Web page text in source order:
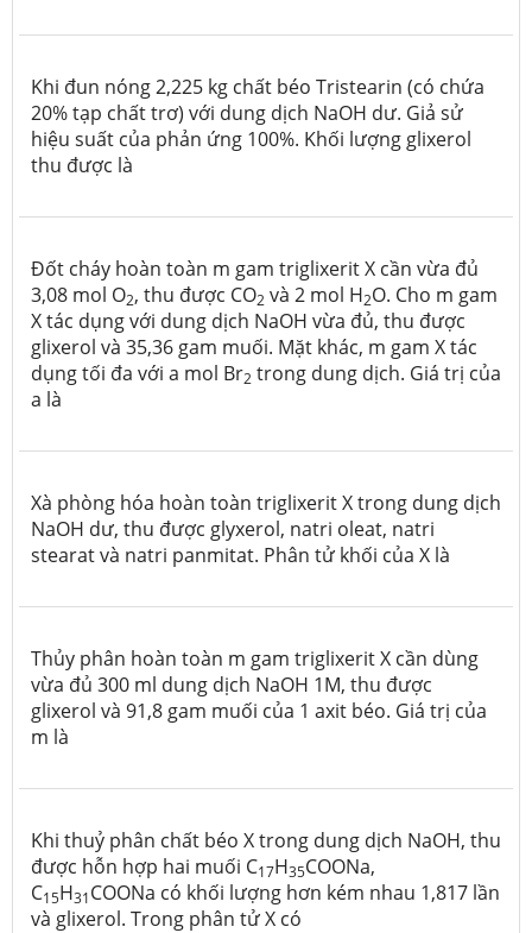
Khi đun nóng 2,225 kg chất béo Tristearin (có chứa
20% tạp chất trơ) với dung dịch NaOH dư. Giả sử
hiệu suất của phản ứng 100%. Khối lượng glixerol
thu được là
Đốt cháy hoàn toàn m gam triglixerit X cần vừa đủ
3,08 mol O2, thu được CO2 và 2 mol H2O. Cho m gam
X tác dụng với dung dịch NaOH vừa đủ, thu được
glixerol và 35,36 gam muối. Mặt khác, m gam X tác
dụng tối đa với a mol Br2 trong dung dịch. Giá trị của
a là
Xà phòng hóa hoàn toàn triglixerit X trong dung dịch
NaOH dư, thu được glyxerol, natri oleat, natri
stearat và natri panmitat. Phân tử khối của X là
Thủy phân hoàn toàn m gam triglixerit X cần dùng
vừa đủ 300 ml dung dịch NaOH 1M, thu được
glixerol và 91,8 gam muối của 1 axit béo. Giá trị của
m là
Khi thuỷ phân chất béo X trong dung dịch NaOH, thu
được hỗn hợp hai muối C17H35COONa,
C15H31COONa có khối lượng hơn kém nhau 1,817 lần
và glixerol. Trong phân tử X có